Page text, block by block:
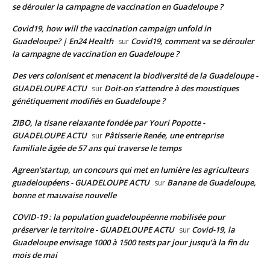
se dérouler la campagne de vaccination en Guadeloupe ?
Covid19, how will the vaccination campaign unfold in
Guadeloupe? | En24 Health sur Covid19, comment va se dérouler
la campagne de vaccination en Guadeloupe ?
Des vers colonisent et menacent la biodiversité de la Guadeloupe -
GUADELOUPE ACTU sur Doit-on s’attendre à des moustiques
génétiquement modifiés en Guadeloupe ?
ZIBO, la tisane relaxante fondée par Youri Popotte -
GUADELOUPE ACTU sur Pâtisserie Renée, une entreprise
familiale âgée de 57 ans qui traverse le temps
Agreen’startup, un concours qui met en lumière les agriculteurs
guadeloupéens - GUADELOUPE ACTU sur Banane de Guadeloupe,
bonne et mauvaise nouvelle
COVID-19 : la population guadeloupéenne mobilisée pour
préserver le territoire - GUADELOUPE ACTU sur Covid-19, la
Guadeloupe envisage 1000 à 1500 tests par jour jusqu’à la fin du
mois de mai